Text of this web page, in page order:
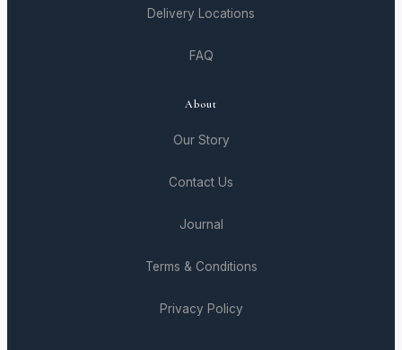
Delivery Locations
FAQ
About
Our Story
Contact Us
Journal
Terms & Conditions
Privacy Policy